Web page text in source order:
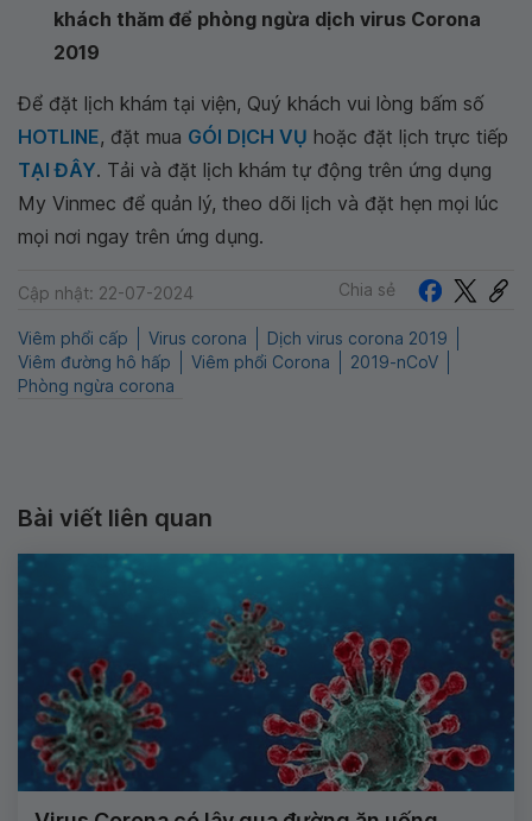
khách thăm để phòng ngừa dịch virus Corona
2019
Để đặt lịch khám tại viện, Quý khách vui lòng bấm số
HOTLINE, đặt mua GÓI DỊCH VỤ hoặc đặt lịch trực tiếp
TẠI ĐÂY. Tải và đặt lịch khám tự động trên ứng dụng
My Vinmec để quản lý, theo dõi lịch và đặt hẹn mọi lúc
mọi nơi ngay trên ứng dụng.
Cập nhật: 22-07-2024 Chia sẻ
Viêm phổi cấp Virus corona
Dịch virus corona 2019
Viêm đường hô hấp
Viêm phổi Corona
2019-nCoV
Phòng ngừa corona
Bài viết liên quan